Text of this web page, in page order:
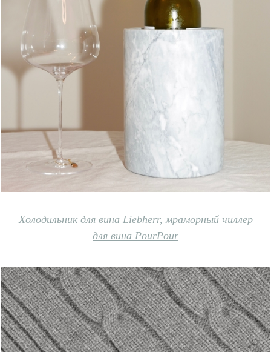
Холодильник для вина Liebherr,мраморный чиллер
для вина PourPour